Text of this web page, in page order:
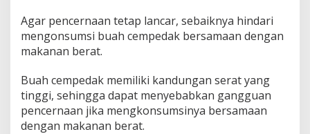
Agar pencernaan tetap lancar, sebaiknya hindari
mengonsumsi buah cempedak bersamaan dengan
makanan berat.
Buah cempedak memiliki kandungan serat yang
tinggi, sehingga dapat menyebabkan gangguan
pencernaan jika mengkonsumsinya bersamaan
dengan makanan berat.